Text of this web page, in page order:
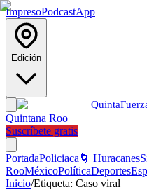
ImpresoPodcastApp
Edición
Quinta
Quintana Roo
Suscríbete gratis
PortadaPoliciaca 🌀 Huracanes
RooMéxicoPolíticaDeportes
Inicio/Etiqueta: Caso viral